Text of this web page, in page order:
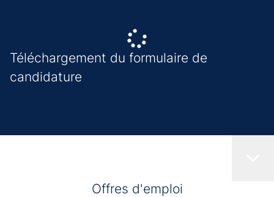
Téléchargement du formulaire de
candidature
Offres d'emploi